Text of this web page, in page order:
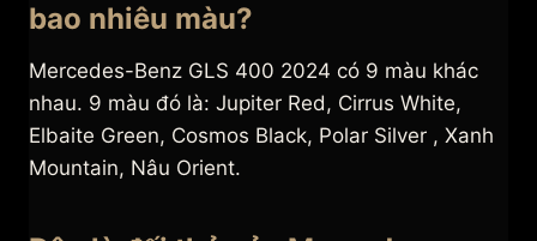
bao nhiêu màu?
Mercedes-Benz GLS 400 2024 có 9 màu khác
nhau. 9 màu đó là: Jupiter Red, Cirrus White,
Elbaite Green, Cosmos Black, Polar Silver , Xanh
Mountain, Nâu Orient.